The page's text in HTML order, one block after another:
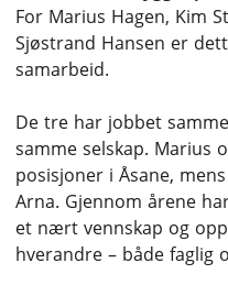
For Marius Hagen, Kim
Sjøstrand Hansen er
samarbeid.
De tre har jobbet
samme selskap. Marius
posisjoner i Åsane,
Arna. Gjennom årene
et nært vennskap og
hverandre – både faglig